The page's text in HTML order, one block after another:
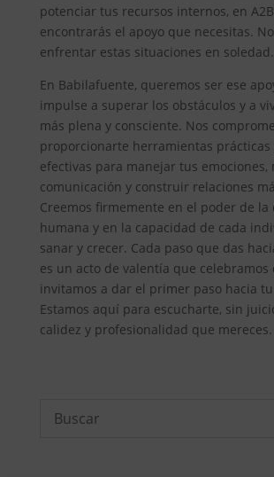
potenciar tus recursos internos, en
encontrarás el apoyo que necesitas.
enfrentar estas situaciones en soledad.
En Babilafuente, queremos ser ese
impulse a superar los obstáculos y a
más plena y consciente. Nos
proporcionarte herramientas prácticas
efectivas para manejar tus emociones,
comunicación y construir relaciones
Creemos firmemente en el poder de la
humana y en la capacidad de cada
sanar y crecer. Cada paso que das
es un acto de valentía que celebramos
invitamos a dar el primer paso hacia
Estamos aquí para escucharte, sin
calidez y profesionalidad que mereces.